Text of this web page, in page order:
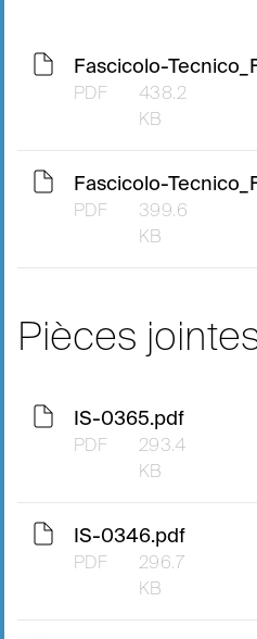
Fascicolo-
PDF
438.2
KB
Fascicolo-
PDF
399.6
KB
Pièces
IS-0365.pdf
PDF
293.4
KB
IS-0346.pdf
PDF
296.7
KB